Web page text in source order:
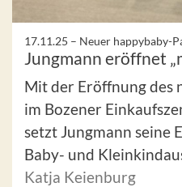
17.11.25 – Neuer happybaby-
Jungmann eröffnet
Mit der Eröffnung des
im Bozener
setzt Jungmann seine
Baby- und
Katja Keienburg